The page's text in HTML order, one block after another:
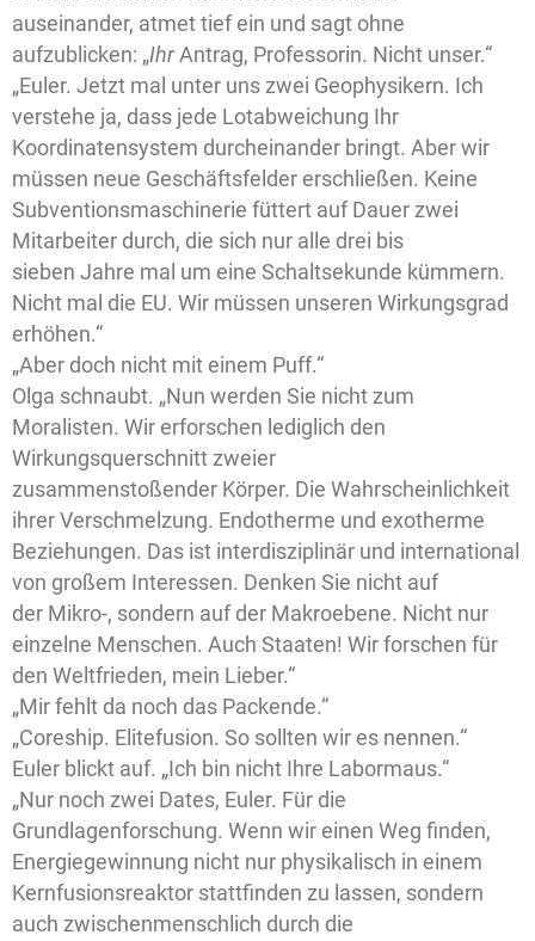
auseinander, atmet tief ein und sagt ohne
aufzublicken: „IhrAntrag, Professorin. Nicht unser.“
„Euler. Jetzt mal unter uns zwei Geophysikern. Ich
verstehe ja, dass jede Lotabweichung Ihr
Koordinatensystem durcheinander bringt. Aber wir
müssen neue Geschäftsfelder erschließen. Keine
Subventionsmaschinerie füttert auf Dauer zwei
Mitarbeiter durch, die sich nur alle drei bis
sieben Jahre mal um eine Schaltsekunde kümmern.
Nicht mal die EU. Wir müssen unseren Wirkungsgrad
erhöhen.“
„Aber doch nicht mit einem Puff.“
Olga schnaubt. „Nun werden Sie nicht zum
Moralisten. Wir erforschen lediglich den
Wirkungsquerschnitt zweier
zusammenstoßender Körper. Die Wahrscheinlichkeit
ihrer Verschmelzung. Endotherme und exotherme
Beziehungen. Das ist interdisziplinär und international
von großem Interessen. Denken Sie nicht auf
der Mikro-, sondern auf der Makroebene. Nicht nur
einzelne Menschen. Auch Staaten! Wir forschen für
den Weltfrieden, mein Lieber.“
„Mir fehlt da noch das Packende.“
„Coreship. Elitefusion. So sollten wir es nennen.“
Euler blickt auf. „Ich bin nicht Ihre Labormaus.“
„Nur noch zwei Dates, Euler. Für die
Grundlagenforschung. Wenn wir einen Weg finden,
Energiegewinnung nicht nur physikalisch in einem
Kernfusionsreaktor stattfinden zu lassen, sondern
auch zwischenmenschlich durch die